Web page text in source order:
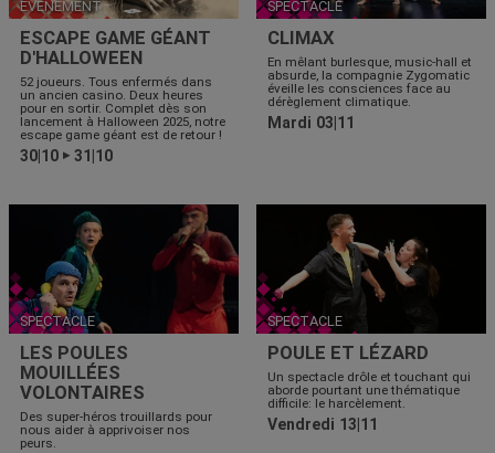
ÉVÉNEMENT
ESCAPE GAME GÉANT
D'HALLOWEEN
52 joueurs. Tous enfermés dans
un ancien casino. Deux heures
pour en sortir. Complet dès son
lancement à Halloween 2025, notre
escape game géant est de retour !
30|10 ▶ 31|10
SPECTACLE
CLIMAX
En mêlant burlesque, music-hall et
absurde, la compagnie Zygomatic
éveille les consciences face au
dérèglement climatique.
Mardi 03|11
SPECTACLE
LES POULES
MOUILLÉES
VOLONTAIRES
Des super-héros trouillards pour
nous aider à apprivoiser nos
peurs.
SPECTACLE
POULE ET LÉZARD
Un spectacle drôle et touchant qui
aborde pourtant une thématique
difficile: le harcèlement.
Vendredi 13|11